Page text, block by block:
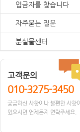
입금자를 찾습니다
자주묻는 질문
분실물센터
고객문의
010-3275-3450
궁금하신 사항이나 불편한 사항이
있으시면 언제든지 연락주세요.